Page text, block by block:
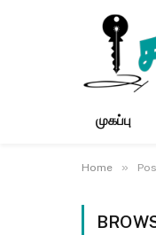
முகப்பு
Home »